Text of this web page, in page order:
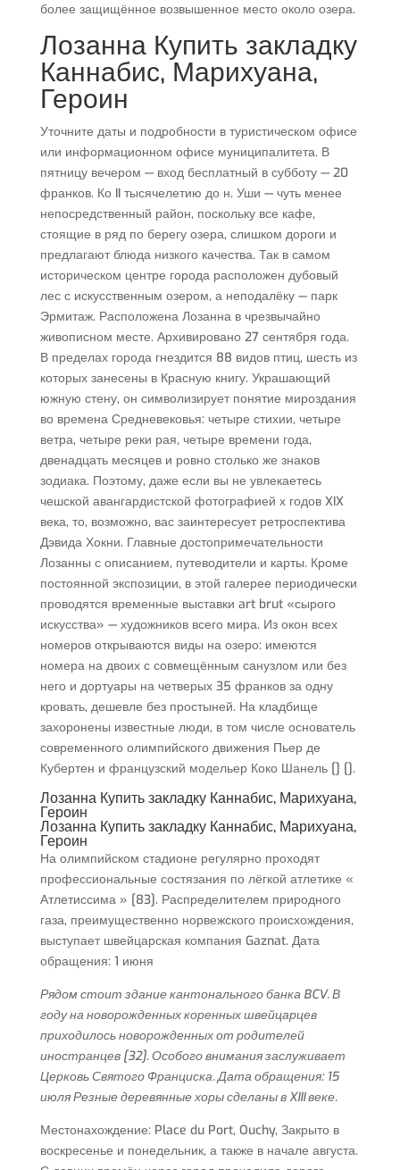
более защищённое возвышенное место около озера.
Лозанна Купить закладку
Каннабис, Марихуана,
Героин
Уточните даты и подробности в туристическом офисе
или информационном офисе муниципалитета. В
пятницу вечером — вход бесплатный в субботу — 20
франков. Ко II тысячелетию до н. Уши — чуть менее
непосредственный район, поскольку все кафе,
стоящие в ряд по берегу озера, слишком дороги и
предлагают блюда низкого качества. Так в самом
историческом центре города расположен дубовый
лес с искусственным озером, а неподалёку — парк
Эрмитаж. Расположена Лозанна в чрезвычайно
живописном месте. Архивировано 27 сентября года.
В пределах города гнездится 88 видов птиц, шесть из
которых занесены в Красную книгу. Украшающий
южную стену, он символизирует понятие мироздания
во времена Средневековья: четыре стихии, четыре
ветра, четыре реки рая, четыре времени года,
двенадцать месяцев и ровно столько же знаков
зодиака. Поэтому, даже если вы не увлекаетесь
чешской авангардистской фотографией х годов XIX
века, то, возможно, вас заинтересует ретроспектива
Дэвида Хокни. Главные достопримечательности
Лозанны с описанием, путеводители и карты. Кроме
постоянной экспозиции, в этой галерее периодически
проводятся временные выставки art brut «сырого
искусства» — художников всего мира. Из окон всех
номеров открываются виды на озеро: имеются
номера на двоих с совмещённым санузлом или без
него и дортуары на четверых 35 франков за одну
кровать, дешевле без простыней. На кладбище
захоронены известные люди, в том числе основатель
современного олимпийского движения Пьер де
Кубертен и французский модельер Коко Шанель [] [].
Лозанна Купить закладку Каннабис, Марихуана,
Героин
Лозанна Купить закладку Каннабис, Марихуана,
Героин
На олимпийском стадионе регулярно проходят
профессиональные состязания по лёгкой атлетике «
Атлетиссима » [83]. Распределителем природного
газа, преимущественно норвежского происхождения,
выступает швейцарская компания Gaznat. Дата
обращения: 1 июня
Рядом стоит здание кантонального банка BCV. В
году на новорожденных коренных швейцарцев
приходилось новорожденных от родителей
иностранцев [32]. Особого внимания заслуживает
Церковь Святого Франциска. Дата обращения: 15
июля Резные деревянные хоры сделаны в XIII веке.
Местонахождение: Place du Port, Ouchy, Закрыто в
воскресенье и понедельник, а также в начале августа.